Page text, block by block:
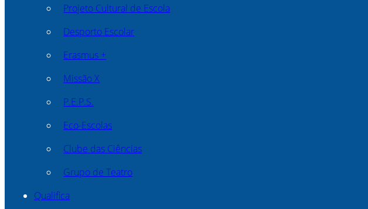
Projeto Cultural de Escola
Desporto Escolar
Erasmus +
Missão X
P.E.P.S.
Eco-Escolas
Clube das Ciências
Grupo de Teatro
Qualifica